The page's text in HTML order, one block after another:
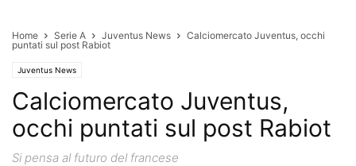
Home Serie A Juventus News
Calciomercato Juventus, occhi
puntati sul post Rabiot
Juventus News
Calciomercato Juventus,
occhi puntati sul post Rabiot
Si pensa al futuro del francese